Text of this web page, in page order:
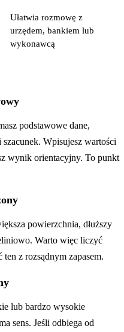
Ułatwia rozmowę z
urzędem, bankiem lub
wykonawcą
podstawowe dane,
Wpisujesz wartości
wynik orientacyjny. To punkt
powierzchnia, dłuższy
Warto więc liczyć
z rozsądnym zapasem.
lub bardzo wysokie
sens. Jeśli odbiega od